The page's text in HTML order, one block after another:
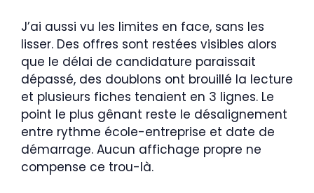
J’ai aussi vu les limites en face, sans les
lisser. Des offres sont restées visibles alors
que le délai de candidature paraissait
dépassé, des doublons ont brouillé la lecture
et plusieurs fiches tenaient en 3 lignes. Le
point le plus gênant reste le désalignement
entre rythme école-entreprise et date de
démarrage. Aucun affichage propre ne
compense ce trou-là.